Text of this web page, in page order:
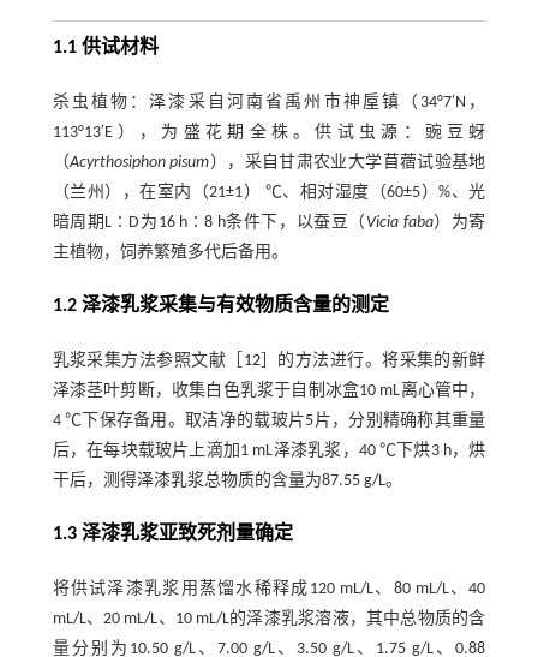
1.1 供试材料
杀虫植物：泽漆采自河南省禹州市神垕镇（34°7′N，
113°13′E），为盛花期全株。供试虫源：豌豆蚜
（Acyrthosiphon pisum ），采自甘肃农业大学苜蓿试验基地
（兰州），在室内（21±1） ℃、相对湿度（60±5）%、光
暗周期L∶D为16 h∶8 h条件下，以蚕豆（ Vicia faba）为寄
主植物，饲养繁殖多代后备用。
1.2 泽漆乳浆采集与有效物质含量的测定
乳浆采集方法参照文献［ 12］的方法进行。将采集的新鲜
泽漆茎叶剪断，收集白色乳浆于自制冰盒10 mL离心管中，
4 ℃下保存备用。取洁净的载玻片5片，分别精确称其重量
后，在每块载玻片上滴加1 mL泽漆乳浆，40 ℃下烘3 h，烘
干后，测得泽漆乳浆总物质的含量为87.55 g/L。
1.3 泽漆乳浆亚致死剂量确定
将供试泽漆乳浆用蒸馏水稀释成120 mL/L、80 mL/L、40
mL/L、20 mL/L、10 mL/L的泽漆乳浆溶液，其中总物质的含
量分别为10.50 g/L、7.00 g/L、3.50 g/L、1.75 g/L、0.88